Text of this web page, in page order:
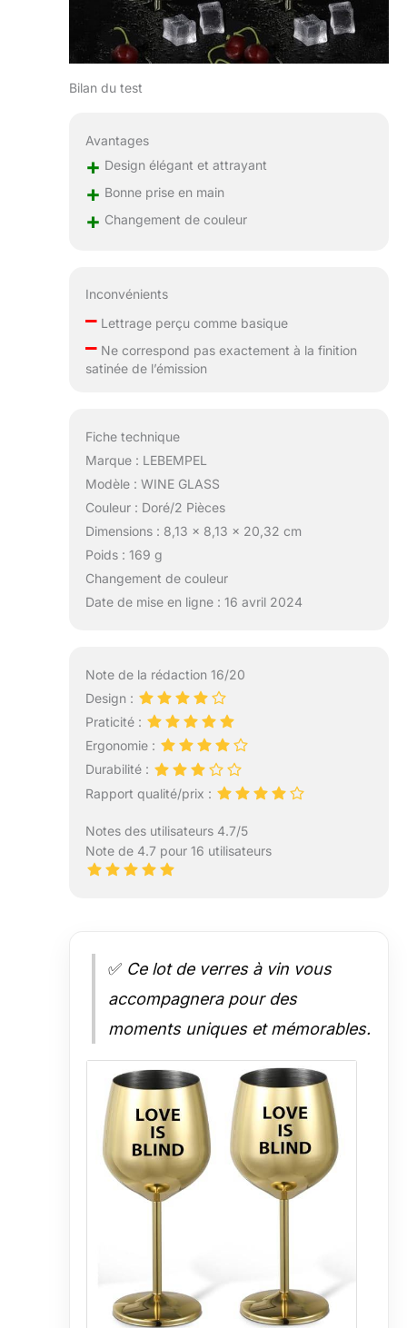
Bilan du test
Avantages
+ Design élégant et attrayant
+ Bonne prise en main
+ Changement de couleur
Inconvénients
–Lettrage perçu comme basique
–Ne correspond pas exactement à la finition
satinée de l’émission
Fiche technique
Marque : LEBEMPEL
Modèle : WINE GLASS
Couleur : Doré/2 Pièces
Dimensions : 8,13 x 8,13 x 20,32 cm
Poids : 169 g
Changement de couleur
Date de mise en ligne : 16 avril 2024
Note de la rédaction 16/20
Design :
Praticité :
Ergonomie :
Durabilité :
Rapport qualité/prix :
Notes des utilisateurs 4.7/5
Note de 4.7 pour 16 utilisateurs
✅ Ce lot de verres à vin vous
accompagnera pour des
moments uniques et mémorables.